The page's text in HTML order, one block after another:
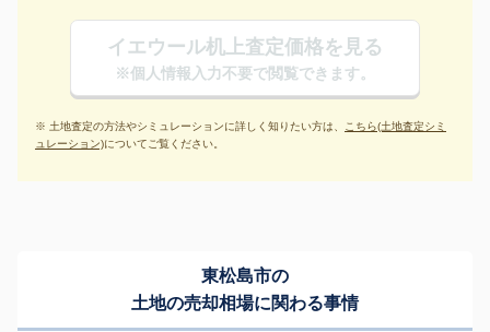
イエウール机上査定価格を見る
※個人情報入力不要で閲覧できます。
※ 土地査定の方法やシミュレーションに詳しく知りたい方は、 こちら(土地査定シミ
ュレーション)についてご覧ください。
東松島市の
土地の売却相場に関わる事情